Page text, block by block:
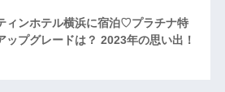
ィンホテル横浜に宿泊♡プラチナ特
ップグレードは？ 2023年の思い出！